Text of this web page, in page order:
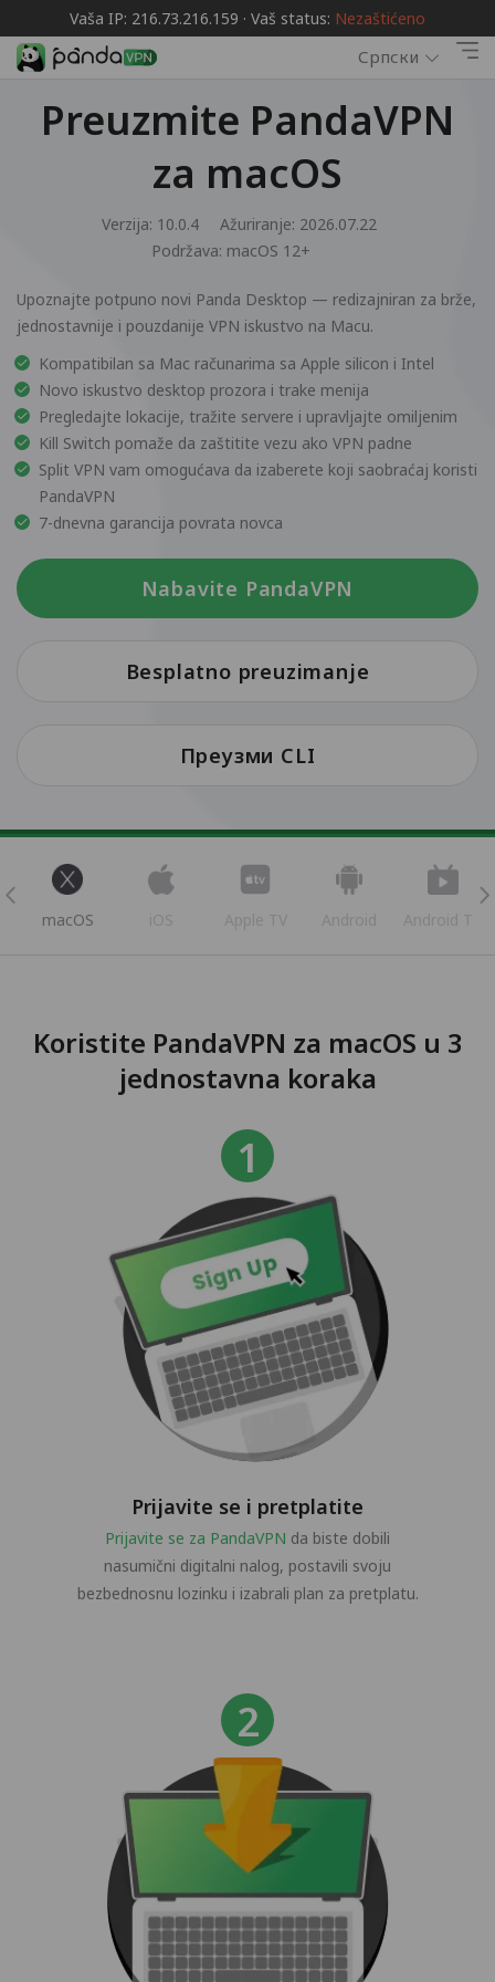
Vaša IP: 216.73.216.159 · Vaš status: Nezaštićeno
Српски
Preuzmite PandaVPN
za macOS
Verzija: 10.0.4
Ažuriranje: 2026.07.22
Podržava: macOS 12+
Upoznajte potpuno novi Panda Desktop — redizajniran za brže,
jednostavnije i pouzdanije VPN iskustvo na Macu.
Kompatibilan sa Mac računarima sa Apple silicon i Intel
Novo iskustvo desktop prozora i trake menija
Pregledajte lokacije, tražite servere i upravljajte omiljenim
Kill Switch pomaže da zaštitite vezu ako VPN padne
Split VPN vam omogućava da izaberete koji saobraćaj koristi
PandaVPN
7-dnevna garancija povrata novca
Nabavite PandaVPN
Besplatno preuzimanje
Преузми CLI
macOS iOS Apple TV Android Android TV
Koristite PandaVPN za macOS u 3
jednostavna koraka
Prijavite se i pretplatite
Prijavite se za PandaVPN da biste dobili
nasumični digitalni nalog, postavili svoju
bezbednosnu lozinku i izabrali plan za pretplatu.